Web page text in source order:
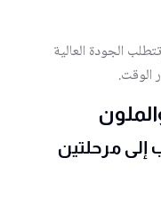
الجودة العالية
الوقت.
إلى مرحلتين